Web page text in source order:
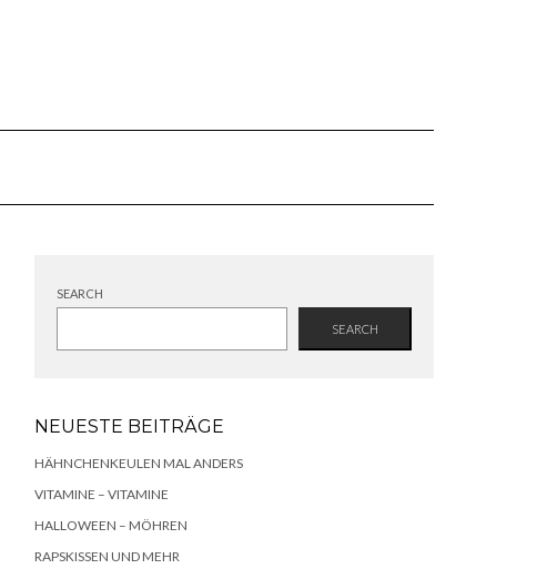
SEARCH
SEARCH
NEUESTE BEITRÄGE
HÄHNCHENKEULEN MAL ANDERS
VITAMINE – VITAMINE
HALLOWEEN – MÖHREN
RAPSKISSEN UND MEHR